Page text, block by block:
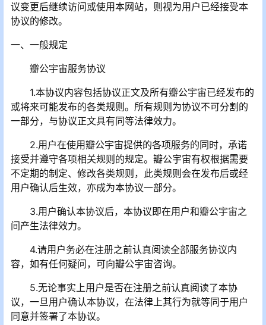
议变更后继续访问或使用本网站，则视为用户已经接受本
协议的修改。
一、一般规定
瓣公宇宙服务协议
1.本协议内容包括协议正文及所有瓣公宇宙已经发布的
或将来可能发布的各类规则。所有规则为协议不可分割的
一部分，与协议正文具有同等法律效力。
2.用户在使用瓣公宇宙提供的各项服务的同时，承诺
接受并遵守各项相关规则的规定。瓣公宇宙有权根据需要
不定期的制定、修改各类规则，此类规则会在发布后或经
用户确认后生效，亦成为本协议一部分。
3.用户确认本协议后，本协议即在用户和瓣公宇宙之
间产生法律效力。
4.请用户务必在注册之前认真阅读全部服务协议内
容，如有任何疑问，可向瓣公宇宙咨询。
5.无论事实上用户是否在注册之前认真阅读了本协
议，一旦用户确认本协议，在法律上其行为就等同于用户
同意并签署了本协议。